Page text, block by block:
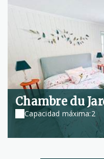
Chambre du
Capacidad máxima:2